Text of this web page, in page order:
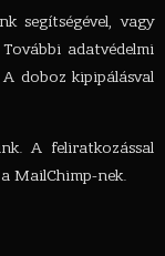
segítségével, vagy
adatvédelmi
doboz kipipálásval
A feliratkozással
MailChimp-nek.